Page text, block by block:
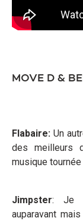
MOVE D &
Flabaire: Un
des meilleurs
musique tournée
Jimpster: Je
auparavant